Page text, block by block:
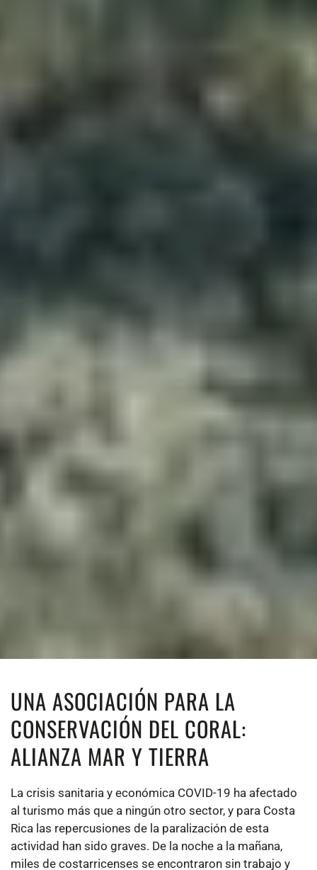
UNA ASOCIACIÓN PARA LA
CONSERVACIÓN DEL CORAL:
ALIANZA MAR Y TIERRA
La crisis sanitaria y económica COVID-19 ha afectado
al turismo más que a ningún otro sector, y para Costa
Rica las repercusiones de la paralización de esta
actividad han sido graves. De la noche a la mañana,
miles de costarricenses se encontraron sin trabajo y